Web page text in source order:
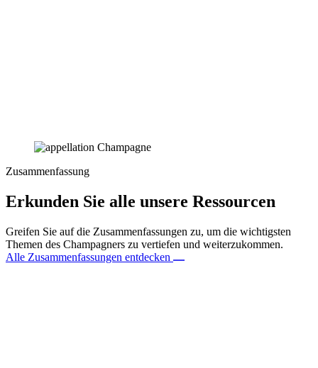
Zusammenfassung
Erkunden Sie alle unsere Ressourcen
Greifen Sie auf die Zusammenfassungen zu, um die wichtigsten
Themen des Champagners zu vertiefen und weiterzukommen.
Alle Zusammenfassungen entdecken